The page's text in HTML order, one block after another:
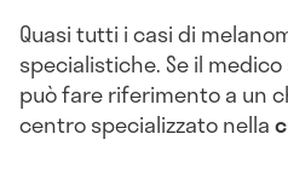
Quasi tutti i casi di
specialistiche. Se il
può fare riferimento a un
centro specializzato nella